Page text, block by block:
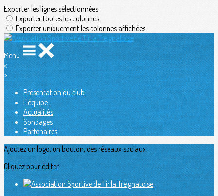
Exporter les lignes sélectionnées
Exporter toutes les colonnes
Exporter uniquement les colonnes affichées
Menu
<
>
Présentation du club
L'équipe
Actualités
Sondages
Partenaires
Ajoutez un logo, un bouton, des réseaux sociaux
Cliquez pour éditer